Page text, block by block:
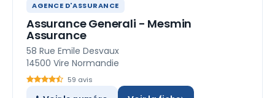
AGENCE D'ASSURANCE
Assurance Generali - Mesmin
Assurance
58 Rue Emile Desvaux
14500 Vire Normandie
59 avis